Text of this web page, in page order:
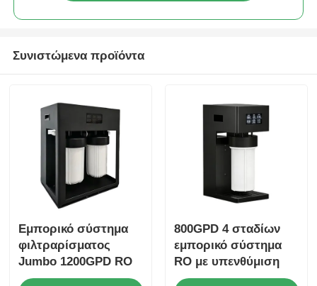
Συνιστώμενα προϊόντα
Εμπορικό σύστημα
φιλτραρίσματος
Jumbo 1200GPD RO
10" με υπενθύμιση
800GPD 4 σταδίων
εμπορικό σύστημα
RO με υπενθύμιση
φίλτρου για χρήση